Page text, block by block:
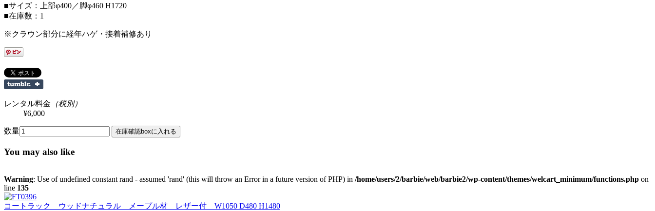
■サイズ：上部φ400／脚φ460 H1720
■在庫数：1
※クラウン部分に経年ハゲ・接着補修あり
レンタル料金 （税別）
¥6,000
数量
You may also like
Warning: Use of undefined constant rand - assumed 'rand' (this will throw an Error in a future version of PHP) in /home/users/2/barbie/web/barbie2/wp-content/themes/welcart_minimum/functions.php on
line 135
コートラック ウッドナチュラル メープル材 レザー付 W1050 D480 H1480